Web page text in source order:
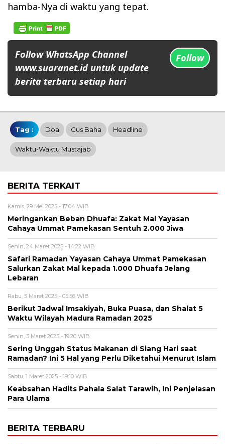
hamba-Nya di waktu yang tepat.
Follow WhatsApp Channel
www.suaranet.id untuk update
berita terbaru setiap hari
Follow
Tag : Doa Gus Baha Headline
Waktu-Waktu Mustajab
BERITA TERKAIT
Kamis, 29 Mei 2025 - 17:04 WIB
Meringankan Beban Dhuafa: Zakat Mal Yayasan
Cahaya Ummat Pamekasan Sentuh 2.000 Jiwa
Senin, 24 Maret 2025 - 14:22 WIB
Safari Ramadan Yayasan Cahaya Ummat Pamekasan
Salurkan Zakat Mal kepada 1.000 Dhuafa Jelang
Lebaran
Rabu, 5 Maret 2025 - 05:56 WIB
Berikut Jadwal Imsakiyah, Buka Puasa, dan Shalat 5
Waktu Wilayah Madura Ramadan 2025
Senin, 3 Maret 2025 - 19:20 WIB
Sering Unggah Status Makanan di Siang Hari saat
Ramadan? Ini 5 Hal yang Perlu Diketahui Menurut Islam
Sabtu, 1 Maret 2025 - 19:10 WIB
Keabsahan Hadits Pahala Salat Tarawih, Ini Penjelasan
Para Ulama
BERITA TERBARU